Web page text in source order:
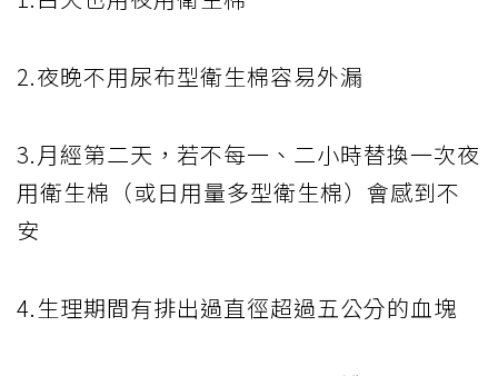
2.夜晚不用尿布型衛生棉容易外漏
3.月經第二天，若不每一、二小時替換一次夜
用衛生棉（或日用量多型衛生棉）會感到不
安
4.生理期間有排出過直徑超過五公分的血塊